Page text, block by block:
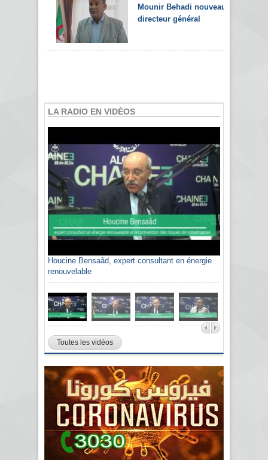
Mounir Behadi nouveau
directeur général
LA RADIO EN VIDÉOS
Houcine Bensaâd, expert consultant en énergie
renouvelable
Toutes les vidéos